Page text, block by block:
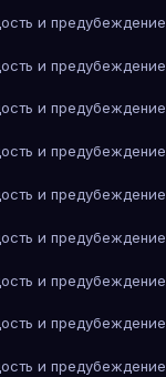
и предубеждение
и предубеждение
и предубеждение
и предубеждение
и предубеждение
и предубеждение
и предубеждение
и предубеждение
и предубеждение